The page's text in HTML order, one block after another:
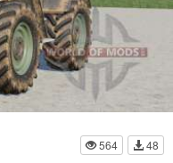
564
48